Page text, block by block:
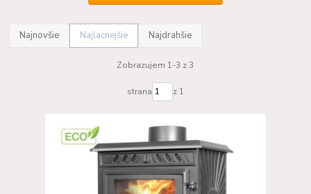
Najnovšie Najlacnejšie Najdrahšie
Zobrazujem 1-3 z 3
strana z 1